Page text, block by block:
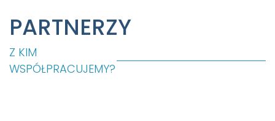
PARTNERZY
Z KIM
WSPÓŁPRACUJEMY?